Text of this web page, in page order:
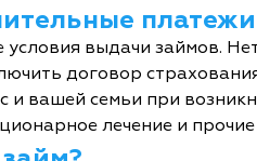
условия выдачи займов.
договор
и вашей семьи при
лечение и